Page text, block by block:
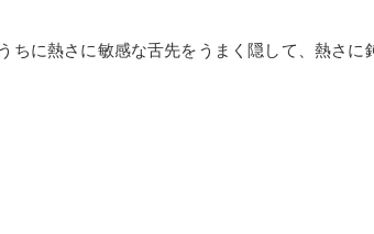
ちに熱さに敏感な舌先をうまく隠して、熱さに